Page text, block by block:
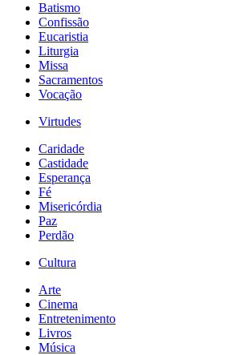
Batismo
Confissão
Eucaristia
Liturgia
Missa
Sacramentos
Vocação
Virtudes
Caridade
Castidade
Esperança
Fé
Misericórdia
Paz
Perdão
Cultura
Arte
Cinema
Entretenimento
Livros
Música